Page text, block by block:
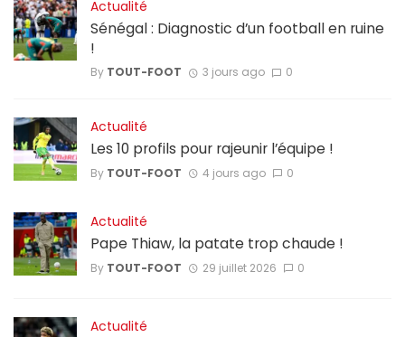
Actualité
Sénégal : Diagnostic d’un football en ruine
!
By TOUT-FOOT 3 jours ago 0
Actualité
Les 10 profils pour rajeunir l’équipe !
By TOUT-FOOT 4 jours ago 0
Actualité
Pape Thiaw, la patate trop chaude !
By TOUT-FOOT 29 juillet 2026 0
Actualité